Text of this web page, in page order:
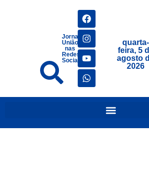
Jornais
União
nas
Redes
Sociais
quarta-
feira, 5
agosto
2026